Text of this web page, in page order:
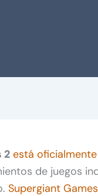
2 está
de juegos
Supergiant Games